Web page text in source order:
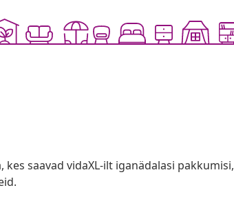
kes saavad vidaXL-ilt iganädalasi pakkumisi,